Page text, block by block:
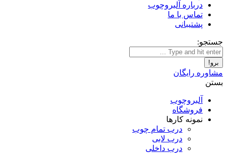
درباره آلبروچوب
تماس با ما
پشتیبانی
جستجو:
مشاوره رایگان
بستن
آلبروچوب
فروشگاه
نمونه کارها
درب تمام چوب
درب لابی
درب داخلی